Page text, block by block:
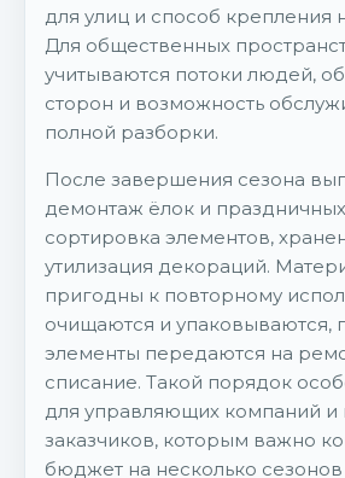
для улиц и способ крепления
Для общественных
учитываются потоки людей,
сторон и возможность
полной разборки.
После завершения сезона
демонтаж ёлок и
сортировка элементов,
утилизация декораций.
пригодны к повторному
очищаются и
элементы передаются на
списание. Такой порядок
для управляющих компаний и
заказчиков, которым важно
бюджет на несколько